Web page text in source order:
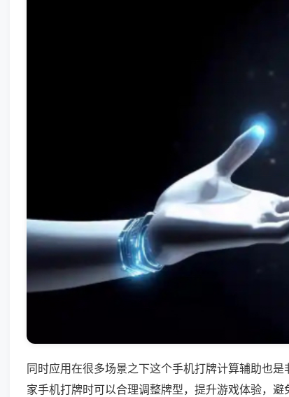
同时应用在很多场景之下这个手机打牌计算辅助也
家手机打牌时可以合理调整牌型，提升游戏体验，避